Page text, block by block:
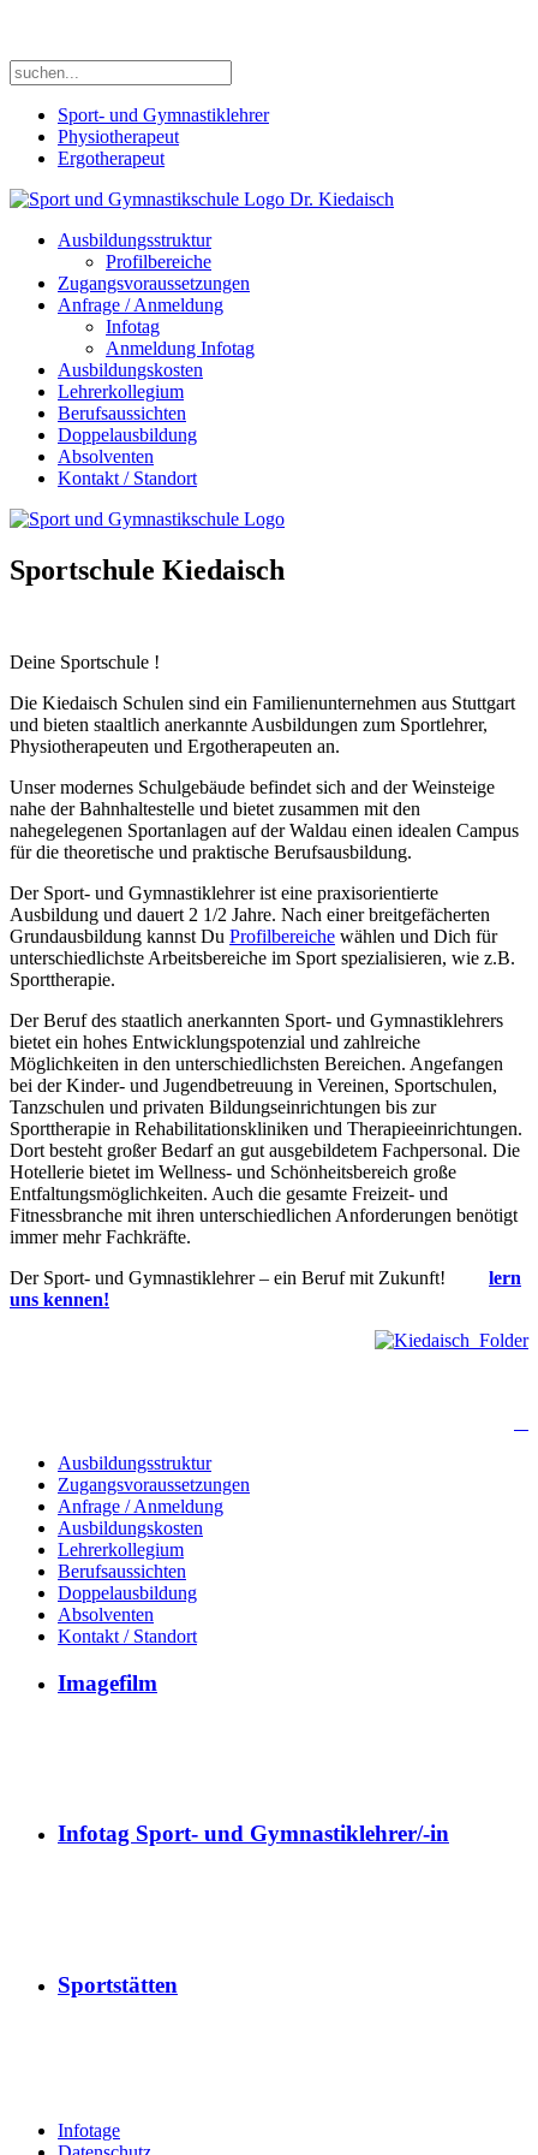
Sport- und Gymnastiklehrer
Physiotherapeut
Ergotherapeut
Ausbildungsstruktur
Profilbereiche
Zugangsvoraussetzungen
Anfrage / Anmeldung
Infotag
Anmeldung Infotag
Ausbildungskosten
Lehrerkollegium
Berufsaussichten
Doppelausbildung
Absolventen
Kontakt / Standort
Sportschule Kiedaisch
Deine Sportschule !
Die Kiedaisch Schulen sind ein Familienunternehmen aus Stuttgart
und bieten staaltlich anerkannte Ausbildungen zum Sportlehrer,
Physiotherapeuten und Ergotherapeuten an.
Unser modernes Schulgebäude befindet sich and der Weinsteige
nahe der Bahnhaltestelle und bietet zusammen mit den
nahegelegenen Sportanlagen auf der Waldau einen idealen Campus
für die theoretische und praktische Berufsausbildung.
Der Sport- und Gymnastiklehrer ist eine praxisorientierte
Ausbildung und dauert 2 1/2 Jahre. Nach einer breitgefächerten
Grundausbildung kannst Du Profilbereiche wählen und Dich für
unterschiedlichste Arbeitsbereiche im Sport spezialisieren, wie z.B.
Sporttherapie.
Der Beruf des staatlich anerkannten Sport- und Gymnastiklehrers
bietet ein hohes Entwicklungspotenzial und zahlreiche
Möglichkeiten in den unterschiedlichsten Bereichen. Angefangen
bei der Kinder- und Jugendbetreuung in Vereinen, Sportschulen,
Tanzschulen und privaten Bildungseinrichtungen bis zur
Sporttherapie in Rehabilitationskliniken und Therapieeinrichtungen.
Dort besteht großer Bedarf an gut ausgebildetem Fachpersonal. Die
Hotellerie bietet im Wellness- und Schönheitsbereich große
Entfaltungsmöglichkeiten. Auch die gesamte Freizeit- und
Fitnessbranche mit ihren unterschiedlichen Anforderungen benötigt
immer mehr Fachkräfte.
Der Sport- und Gymnastiklehrer – ein Beruf mit Zukunft! lern
uns kennen!
Ausbildungsstruktur
Zugangsvoraussetzungen
Anfrage / Anmeldung
Ausbildungskosten
Lehrerkollegium
Berufsaussichten
Doppelausbildung
Absolventen
Kontakt / Standort
Imagefilm
Infotag Sport- und Gymnastiklehrer/-in
Sportstätten
Infotage